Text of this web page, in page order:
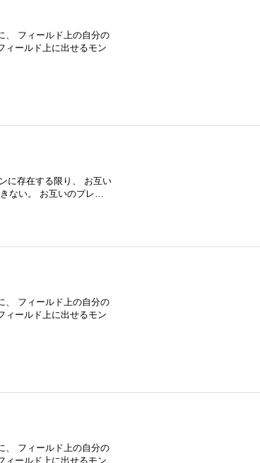
、 フィールド上の自分の
ィールド上に出せるモン
に存在する限り、 お互い
ない。 お互いのプレ…
、 フィールド上の自分の
ィールド上に出せるモン
、 フィールド上の自分の
ィールド上に出せるモン